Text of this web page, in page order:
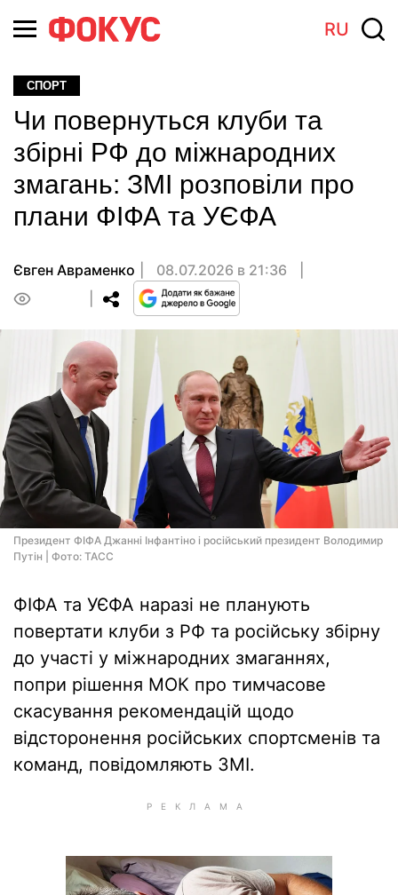
RU
СПОРТ
Чи повернуться клуби та
збірні РФ до міжнародних
змагань: ЗМІ розповіли про
плани ФІФА та УЄФА
Євген Авраменко
08.07.2026 в 21:36
Президент ФІФА Джанні Інфантіно і російський президент Володимир
Путін | Фото: ТАСС
ФІФА та УЄФА наразі не планують
повертати клуби з РФ та російську збірну
до участі у міжнародних змаганнях,
попри рішення МОК про тимчасове
скасування рекомендацій щодо
відсторонення російських спортсменів та
команд, повідомляють ЗМІ.